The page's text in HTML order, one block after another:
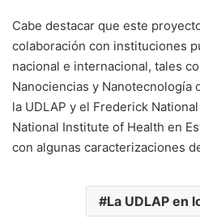
Cabe destacar que este
colaboración con instituciones
nacional e internacional, tales
Nanociencias y Nanotecnología
la UDLAP y el Frederick
National Institute of Health en
con algunas caracterizaciones
La UDLAP en